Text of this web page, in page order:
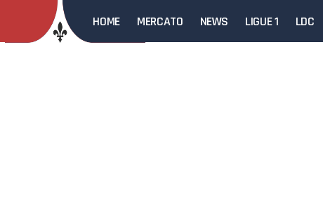
HOME MERCATO NEWS LIGUE 1 LDC